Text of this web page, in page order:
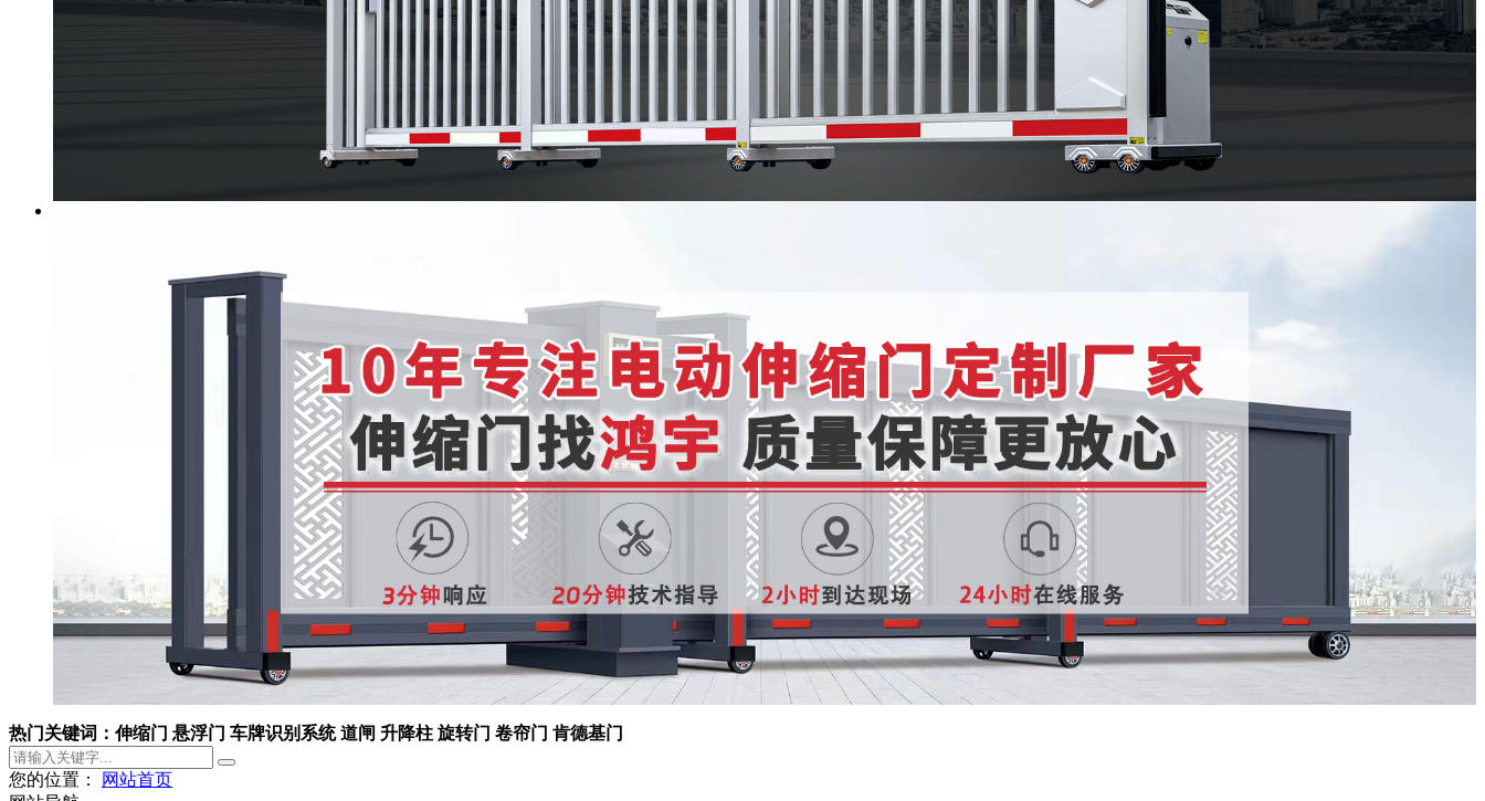
热门关键词：伸缩门 悬浮门 车牌识别系统 道闸 升降柱 旋转门 卷帘门 肯德基门
您的位置： 网站首页